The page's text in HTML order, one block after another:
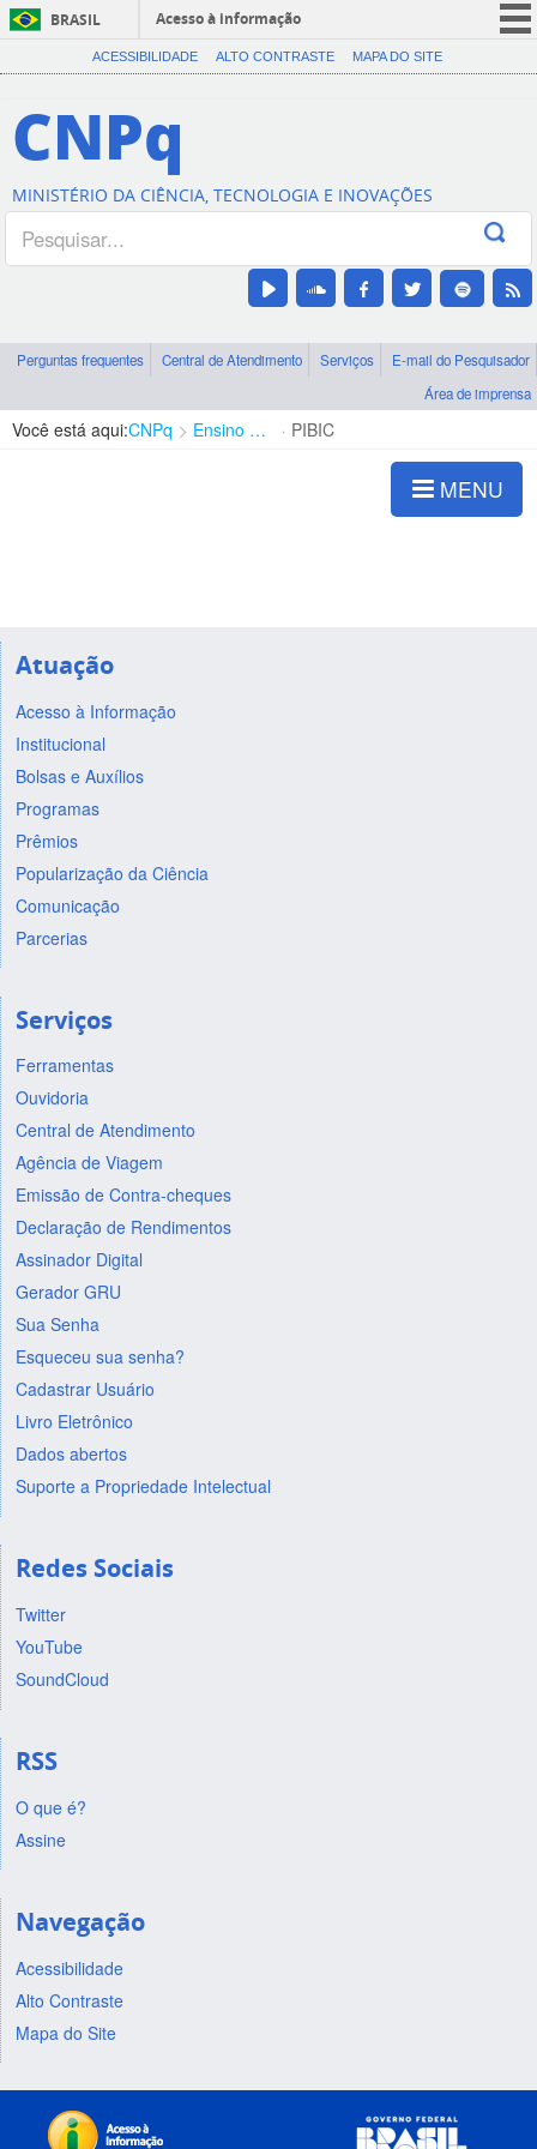
BRASIL
Acesso à informação
CORONAVÍRUS (COVID-19)
Canais
ACESSIBILIDADE ALTO CONTRASTE MAPA DO SITE
CNPq
MINISTÉRIO DA CIÊNCIA, TECNOLOGIA E INOVAÇÕES
Perguntas frequentes Central de Atendimento Serviços
E-mail do Pesquisador
Área de imprensa
Você está aqui:CNPq Ensino Superior PIBIC
MENU
Atuação
Acesso à Informação
Institucional
Bolsas e Auxílios
Programas
Prêmios
Popularização da Ciência
Comunicação
Parcerias
Serviços
Ferramentas
Ouvidoria
Central de Atendimento
Agência de Viagem
Emissão de Contra-cheques
Declaração de Rendimentos
Assinador Digital
Gerador GRU
Sua Senha
Esqueceu sua senha?
Cadastrar Usuário
Livro Eletrônico
Dados abertos
Suporte a Propriedade Intelectual
Redes Sociais
Twitter
YouTube
SoundCloud
RSS
O que é?
Assine
Navegação
Acessibilidade
Alto Contraste
Mapa do Site